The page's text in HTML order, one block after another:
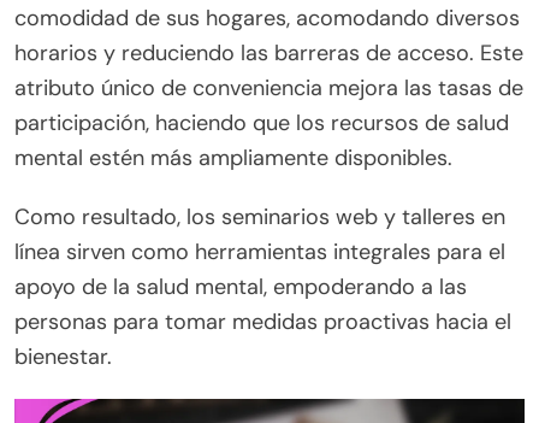
comodidad de sus hogares, acomodando diversos
horarios y reduciendo las barreras de acceso. Este
atributo único de conveniencia mejora las tasas de
participación, haciendo que los recursos de salud
mental estén más ampliamente disponibles.
Como resultado, los seminarios web y talleres en
línea sirven como herramientas integrales para el
apoyo de la salud mental, empoderando a las
personas para tomar medidas proactivas hacia el
bienestar.